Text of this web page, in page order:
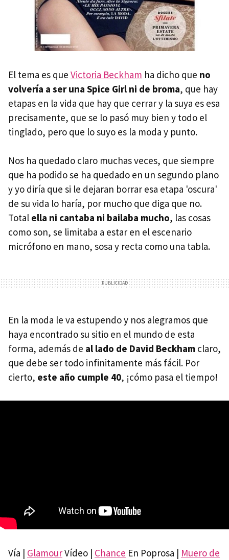
El tema es que Victoria Beckham ha dicho que no
volvería a ser una Spice Girl ni de broma, que hay
etapas en la vida que hay que cerrar y la suya es esa
precisamente, que se lo pasó muy bien y todo el
tinglado, pero que lo suyo es la moda y punto.
Nos ha quedado claro muchas veces, que siempre
que ha podido se ha quedado en un segundo plano
y yo diría que si le dejaran borrar esa etapa 'oscura'
de su vida lo haría, por mucho que diga que no.
Total ella ni cantaba ni bailaba mucho, las cosas
como son, se limitaba a estar en el escenario
micrófono en mano, sosa y recta como una tabla.
En la moda le va estupendo y nos alegramos que
haya encontrado su sitio en el mundo de esta
forma, además de al lado de David Beckham claro,
que debe ser todo infinitamente más fácil. Por
cierto, este año cumple 40, ¡cómo pasa el tiempo!
Vía | GlamourVídeo | Chance En Poprosa | Muero de